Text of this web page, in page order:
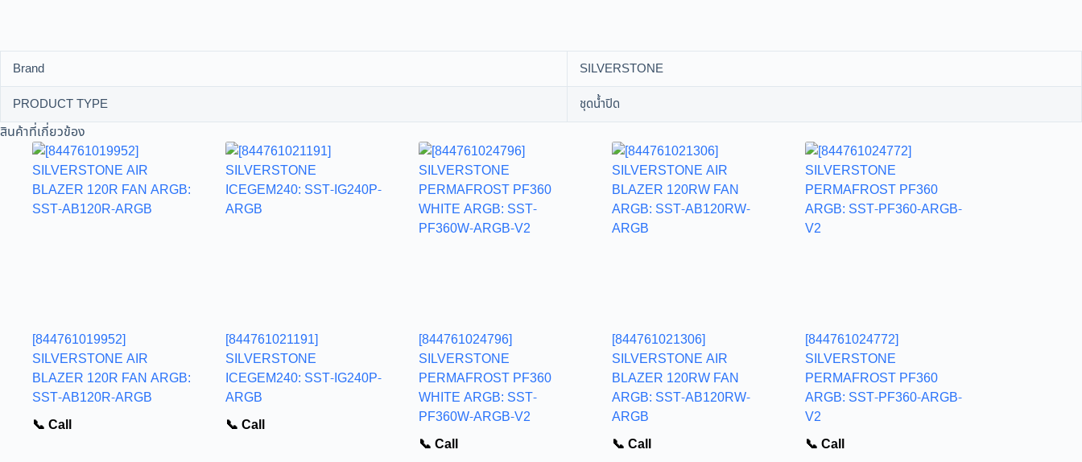
Brand
SILVERSTONE
PRODUCT TYPE
ชุดน้ำปิด
สินค้าที่เกี่ยวข้อง
[844761019952]
SILVERSTONE AIR
BLAZER 120R FAN ARGB:
SST-AB120R-ARGB
📞 Call
[844761021191]
SILVERSTONE
ICEGEM240: SST-IG240P-
ARGB
📞 Call
[844761024796]
SILVERSTONE
PERMAFROST PF360
WHITE ARGB: SST-
PF360W-ARGB-V2
📞 Call
[844761021306]
SILVERSTONE AIR
BLAZER 120RW FAN
ARGB: SST-AB120RW-
ARGB
📞 Call
[844761024772]
SILVERSTONE
PERMAFROST PF360
ARGB: SST-PF360-ARGB-
V2
📞 Call